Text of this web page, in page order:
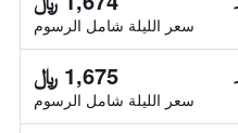
سعر الليلة شامل الرسوم
1,675 ﷼
سعر الليلة شامل الرسوم